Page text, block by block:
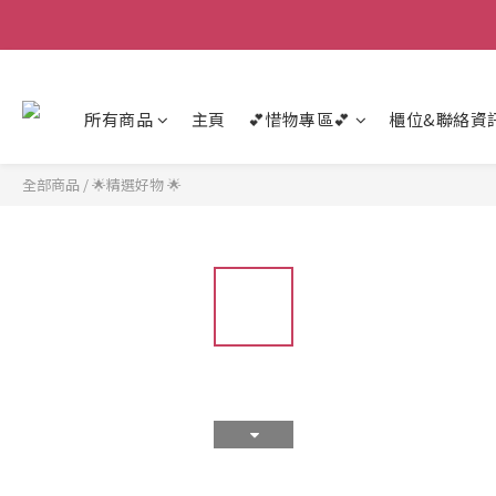
所有商品 主頁 💕惜物專區💕 櫃位&聯絡資
全部商品 /🌟精選好物 🌟